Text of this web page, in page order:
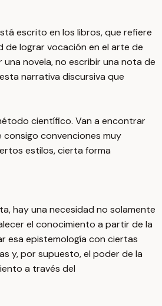
escrito en los libros, que refiere
de lograr vocación en el arte de
novela, no escribir una nota de
narrativa discursiva que
científico. Van a encontrar
convenciones muy
estilos, cierta forma
hay una necesidad no solamente
el conocimiento a partir de la
esa epistemología con ciertas
y, por supuesto, el poder de la
a través del